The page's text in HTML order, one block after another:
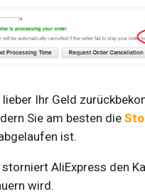
lieber Ihr Geld
Sie am besten die
ist.
AliExpress den
wird.